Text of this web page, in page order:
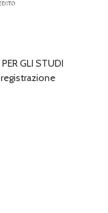
GLI STUDI
registrazione